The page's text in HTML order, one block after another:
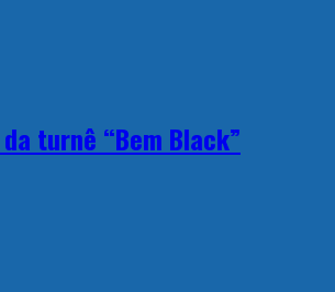
turnê “Bem Black”